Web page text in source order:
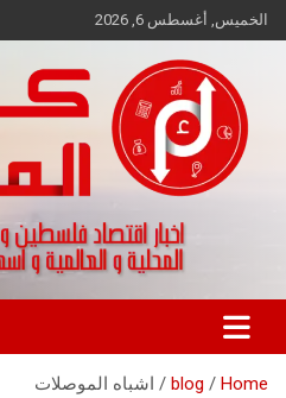
Skip
to
الخميس, أغسطس 6, 2026
كواليس المال
اخبار اقتصاد فلسطين و العالم و
Home
blog اشباه الموصلات